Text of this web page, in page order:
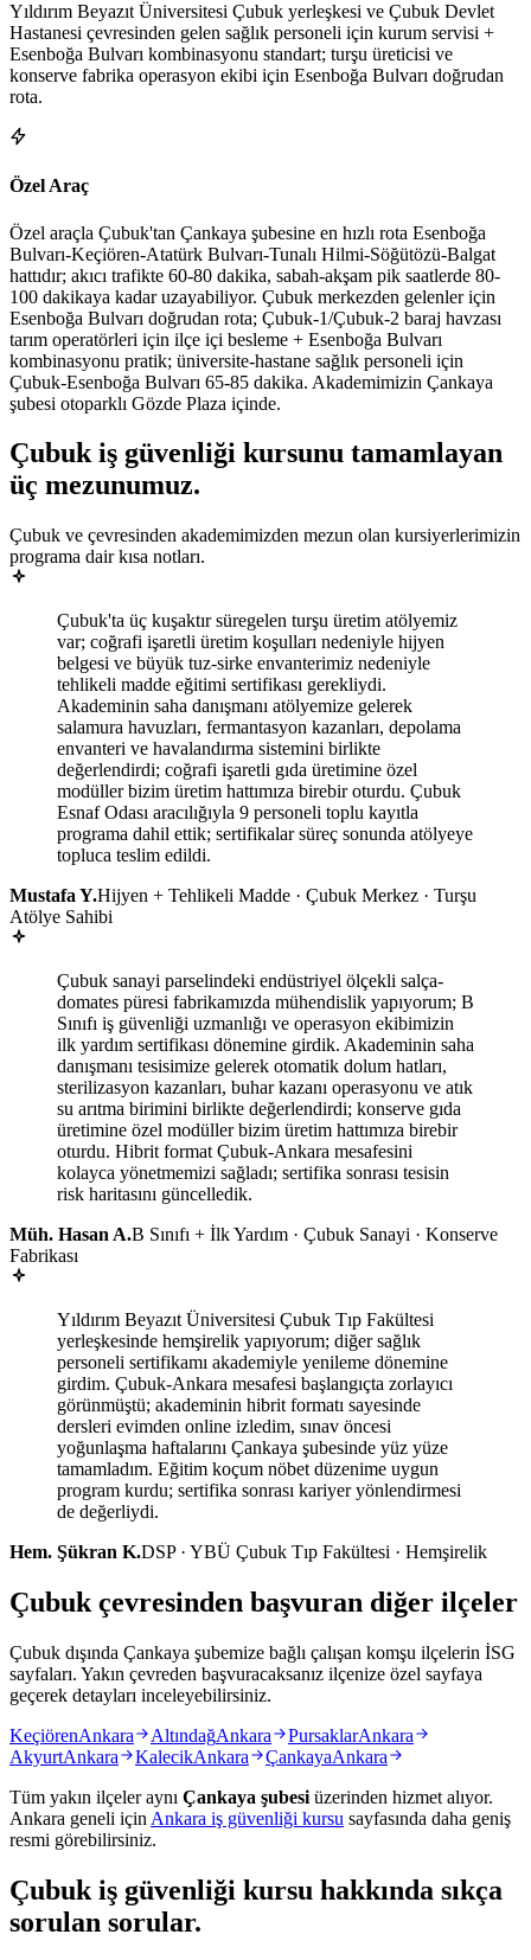
Yıldırım Beyazıt Üniversitesi Çubuk yerleşkesi ve Çubuk Devlet
Hastanesi çevresinden gelen sağlık personeli için kurum servisi +
Esenboğa Bulvarı kombinasyonu standart; turşu üreticisi ve
konserve fabrika operasyon ekibi için Esenboğa Bulvarı doğrudan
rota.
Özel Araç
Özel araçla Çubuk'tan Çankaya şubesine en hızlı rota Esenboğa
Bulvarı-Keçiören-Atatürk Bulvarı-Tunalı Hilmi-Söğütözü-Balgat
hattıdır; akıcı trafikte 60-80 dakika, sabah-akşam pik saatlerde 80-
100 dakikaya kadar uzayabiliyor. Çubuk merkezden gelenler için
Esenboğa Bulvarı doğrudan rota; Çubuk-1/Çubuk-2 baraj havzası
tarım operatörleri için ilçe içi besleme + Esenboğa Bulvarı
kombinasyonu pratik; üniversite-hastane sağlık personeli için
Çubuk-Esenboğa Bulvarı 65-85 dakika. Akademimizin Çankaya
şubesi otoparklı Gözde Plaza içinde.
Çubukiş güvenliği kursunu tamamlayan
üç mezunumuz.
Çubuk ve çevresinden akademimizden mezun olan kursiyerlerimizin
programa dair kısa notları.
Çubuk'ta üç kuşaktır süregelen turşu üretim atölyemiz
var; coğrafi işaretli üretim koşulları nedeniyle hijyen
belgesi ve büyük tuz-sirke envanterimiz nedeniyle
tehlikeli madde eğitimi sertifikası gerekliydi.
Akademinin saha danışmanı atölyemize gelerek
salamura havuzları, fermantasyon kazanları, depolama
envanteri ve havalandırma sistemini birlikte
değerlendirdi; coğrafi işaretli gıda üretimine özel
modüller bizim üretim hattımıza birebir oturdu. Çubuk
Esnaf Odası aracılığıyla 9 personeli toplu kayıtla
programa dahil ettik; sertifikalar süreç sonunda atölyeye
topluca teslim edildi.
Mustafa Y.Hijyen + Tehlikeli Madde · Çubuk Merkez · Turşu
Atölye Sahibi
Çubuk sanayi parselindeki endüstriyel ölçekli salça-
domates püresi fabrikamızda mühendislik yapıyorum; B
Sınıfı iş güvenliği uzmanlığı ve operasyon ekibimizin
ilk yardım sertifikası dönemine girdik. Akademinin saha
danışmanı tesisimize gelerek otomatik dolum hatları,
sterilizasyon kazanları, buhar kazanı operasyonu ve atık
su arıtma birimini birlikte değerlendirdi; konserve gıda
üretimine özel modüller bizim üretim hattımıza birebir
oturdu. Hibrit format Çubuk-Ankara mesafesini
kolayca yönetmemizi sağladı; sertifika sonrası tesisin
risk haritasını güncelledik.
Müh. Hasan A.B Sınıfı + İlk Yardım · Çubuk Sanayi · Konserve
Fabrikası
Yıldırım Beyazıt Üniversitesi Çubuk Tıp Fakültesi
yerleşkesinde hemşirelik yapıyorum; diğer sağlık
personeli sertifikamı akademiyle yenileme dönemine
girdim. Çubuk-Ankara mesafesi başlangıçta zorlayıcı
görünmüştü; akademinin hibrit formatı sayesinde
dersleri evimden online izledim, sınav öncesi
yoğunlaşma haftalarını Çankaya şubesinde yüz yüze
tamamladım. Eğitim koçum nöbet düzenime uygun
program kurdu; sertifika sonrası kariyer yönlendirmesi
de değerliydi.
Hem. Şükran K.DSP · YBÜ Çubuk Tıp Fakültesi · Hemşirelik
Çubuk çevresinden başvuran diğer ilçeler
Çubuk dışında Çankaya şubemize bağlı çalışan komşu ilçelerin İSG
sayfaları. Yakın çevreden başvuracaksanız ilçenize özel sayfaya
geçerek detayları inceleyebilirsiniz.
KeçiörenAnkara AltındağAnkara PursaklarAnkara
AkyurtAnkara KalecikAnkara ÇankayaAnkara
Tüm yakın ilçeler aynı Çankaya şubesi üzerinden hizmet alıyor.
Ankara geneli için Ankara iş güvenliği kursu sayfasında daha geniş
resmi görebilirsiniz.
Çubuk iş güvenliği kursu hakkında sıkça
sorulan sorular.